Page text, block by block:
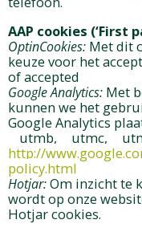
AAP cookies (‘First
OptinCookies: Met dit
keuze voor het
of accepted
Google Analytics: Met
kunnen we het
Google Analytics
__utmb, __utmc,
http://
policy.html
Hotjar:Om inzicht te
wordt op onze
Hotjar cookies.